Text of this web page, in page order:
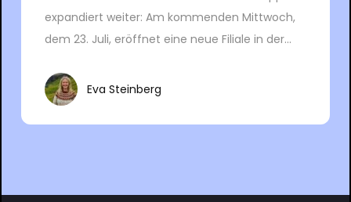
expandiert weiter: Am kommenden Mittwoch,
dem 23. Juli, eröffnet eine neue Filiale in der...
Eva Steinberg